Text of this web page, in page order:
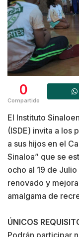
0
Compartido
El Instituto
(ISDE) invita a los
a sus hijos en el
Sinaloa” que se
ocho al 19 de
renovado y
amalgama de
ÚNICOS
Podrán participar